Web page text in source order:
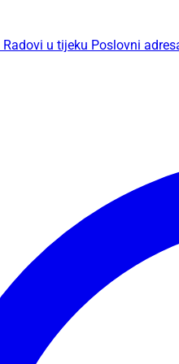
Radovi u tijeku Poslovni